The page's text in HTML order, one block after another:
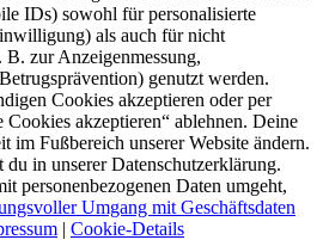
IDs) sowohl für personalisierte
als auch für nicht
zur Anzeigenmessung,
genutzt werden.
Cookies akzeptieren oder per
akzeptieren“ ablehnen. Deine
im Fußbereich unserer Website ändern.
in unserer Datenschutzerklärung.
personenbezogenen Daten umgeht,
Umgang mit Geschäftsdaten
| Cookie-Details